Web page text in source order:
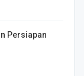
Persiapan